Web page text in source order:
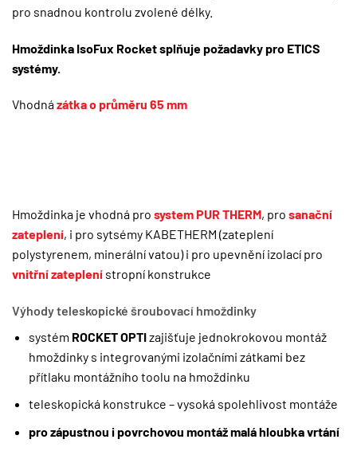
pro snadnou kontrolu zvolené délky.
Hmoždinka IsoFux Rocket splňuje požadavky pro ETICS
systémy.
Vhodnázátka o průměru 65 mm
Hmoždinka je vhodná pro system PUR THERM, pro sanační
zateplení, i pro sytsémy KABETHERM (zateplení
polystyrenem, minerální vatou) i pro upevnění izolací pro
vnitřní zateplení stropní konstrukce
Výhody teleskopické šroubovací hmoždinky
systém ROCKET OPTIzajišťuje jednokrokovou montáž
hmoždinky s integrovanými izolačními zátkami bez
přítlaku montážního toolu na hmoždinku
teleskopická konstrukce – vysoká spolehlivost montáže
pro zápustnou i povrchovou montáž malá hloubka vrtání